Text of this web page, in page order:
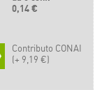
0,14 €
Contributo CONAI
(+ 9,19 €)